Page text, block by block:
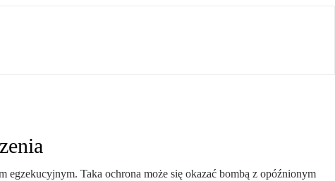
Taka ochrona może się okazać bombą z opóźnionym